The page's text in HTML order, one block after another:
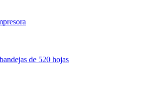
de 520 hojas